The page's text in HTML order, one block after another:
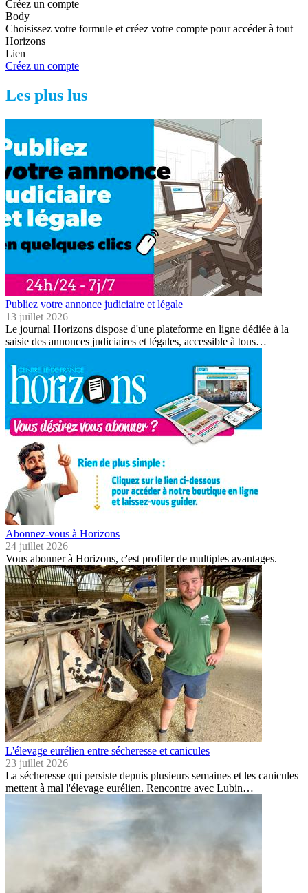
Créez un compte
Body
Choisissez votre formule et créez votre compte pour accéder à tout
Horizons
Lien
Créez un compte
Les plus lus
Publiez votre annonce judiciaire et légale
13 juillet 2026
Le journal Horizons dispose d'une plateforme en ligne dédiée à la
saisie des annonces judiciaires et légales, accessible à tous…
Abonnez-vous à Horizons
24 juillet 2026
Vous abonner à Horizons, c'est profiter de multiples avantages.
L'élevage eurélien entre sécheresse et canicules
23 juillet 2026
La sécheresse qui persiste depuis plusieurs semaines et les canicules
mettent à mal l'élevage eurélien. Rencontre avec Lubin…